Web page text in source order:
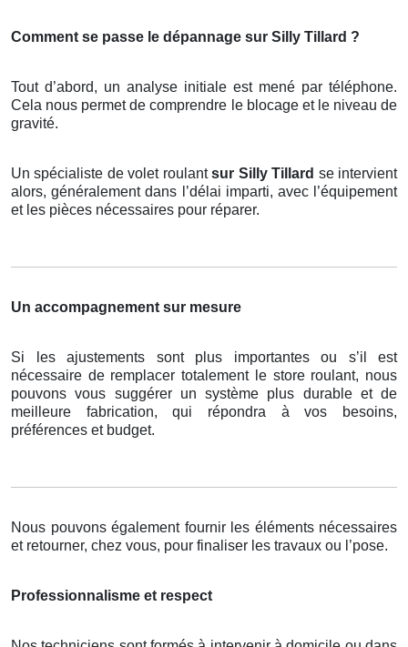
Comment se passe le dépannage sur Silly Tillard ?
Tout d’abord, un analyse initiale est mené par téléphone.
Cela nous permet de comprendre le blocage et le niveau de
gravité.
Un spécialiste de volet roulantsur Silly Tillard se intervient
alors, généralement dans l’délai imparti, avec l’équipement
et les pièces nécessaires pour réparer.
Un accompagnement sur mesure
Si les ajustements sont plus importantes ou s’il est
nécessaire de remplacer totalement le store roulant, nous
pouvons vous suggérer un système plus durable et de
meilleure fabrication, qui répondra à vos besoins,
préférences et budget.
Nous pouvons également fournir les éléments nécessaires
et retourner, chez vous, pour finaliser les travaux ou l’pose.
Professionnalisme et respect